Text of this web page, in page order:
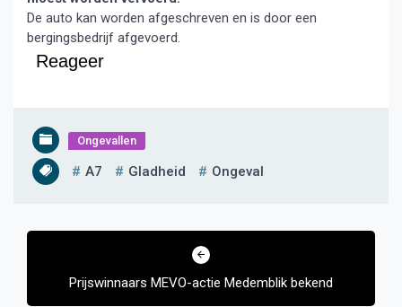
De auto kan worden afgeschreven en is door een
bergingsbedrijf afgevoerd.
Reageer
Ongevallen
A7 Gladheid Ongeval
Bericht
Prijswinnaars MEVO-actie Medemblik bekend